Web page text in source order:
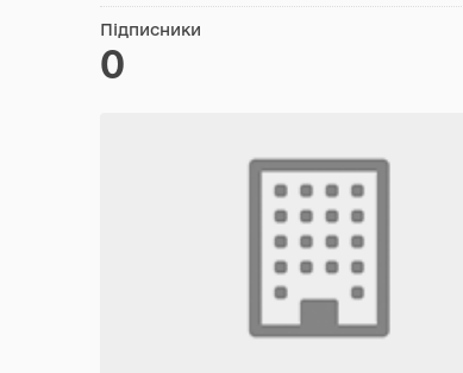
Підписники
0